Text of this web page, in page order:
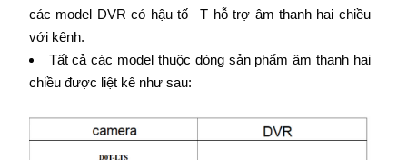
các model DVR có hậu tố –T hỗ trợ âm thanh hai chiều
với kênh.
Tất cả các model thuộc dòng sản phẩm âm thanh hai
chiều được liệt kê như sau: